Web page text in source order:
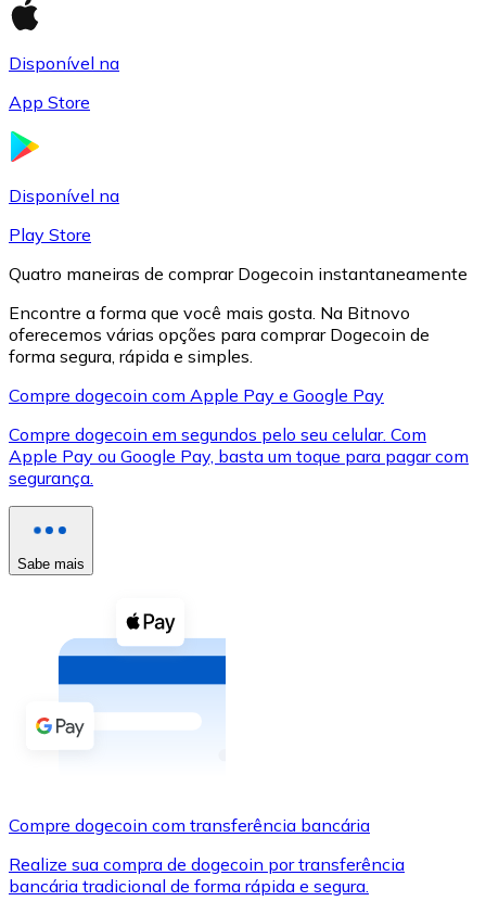
XRP
XRP
Ver tudo
Cupons cripto
Compre criptomoedas com dinheiro e outros
Comprar com dinheiro
Transferência SEPA
Use cartões Visa e Mastercard para comprar
Disponível na
App Store
Disponível na
Play Store
Quatro maneiras de comprar Dogecoin instantaneamente
Encontre a forma que você mais gosta. Na Bitnovo
oferecemos várias opções para comprar Dogecoin de
forma segura, rápida e simples.
Compre dogecoin com Apple Pay e Google Pay
Compre dogecoin em segundos pelo seu celular. Com
Apple Pay ou Google Pay, basta um toque para pagar com
segurança.
Sabe mais
Compre dogecoin com transferência bancária
Realize sua compra de dogecoin por transferência
bancária tradicional de forma rápida e segura.